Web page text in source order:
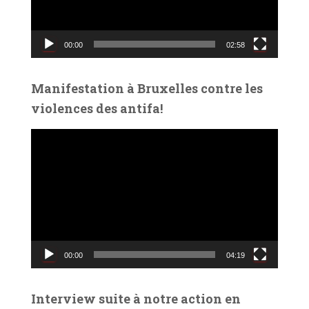
v
o
00:00 02:58
Manifestation à Bruxelles contre les
violences des antifa!
v
o
00:00 04:19
Interview suite à notre action en